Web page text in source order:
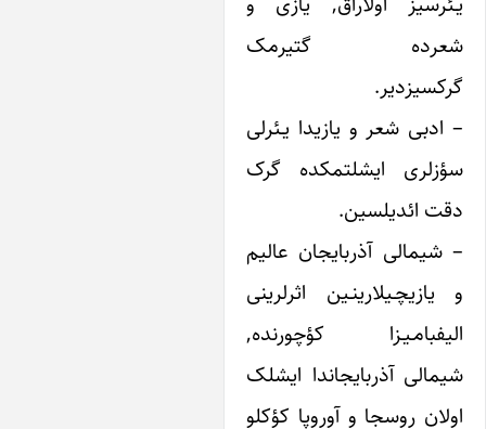
گتیرمک
شعر و یازیدا یـئرلی
ایشلتمکده گرک
– شیمالی آذربایجان عالیم‎
اثرلرینی
کؤچورنده,
آذربایجاندا ایشلک
روسجا و آوروپا کؤکلو